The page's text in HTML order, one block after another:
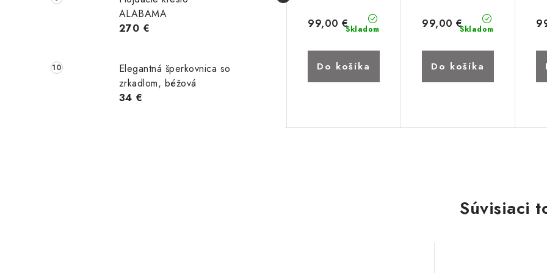
ALABAMA
270 €
Elegantná šperkovnica so
zrkadlom, béžová
34 €
Skladom
244,00 €
Do košíka Do košíka
Skladom
99,00 €
Do košíka
Skladom
99,00 €
Do košíka
Súvisiaci